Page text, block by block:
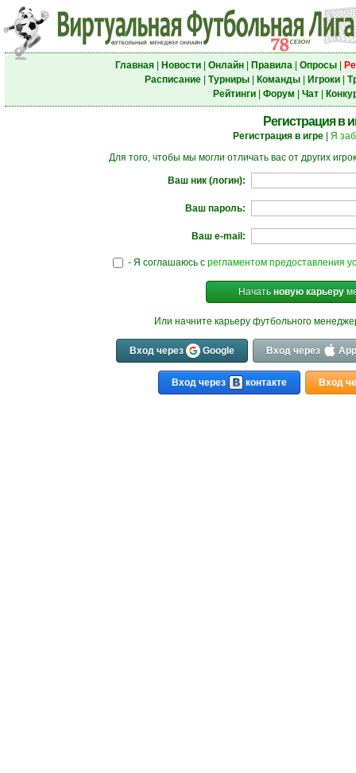
Главная| Новости| Онлайн| Правила| Опросы|
Расписание| Турниры| Команды| Игроки|
Рейтинги| Форум Чат|
Регистрация в
Регистрация в игре| Я
Для того, чтобы мы могли отличать вас от других
Ваш ник (логин):
Ваш пароль:
Ваш e-mail:
- Я соглашаюсь с регламентом предоставления
Начать новую карьеру
Или начните карьеру футбольного
Вход через Google Вход через
Вход через контакте Вход